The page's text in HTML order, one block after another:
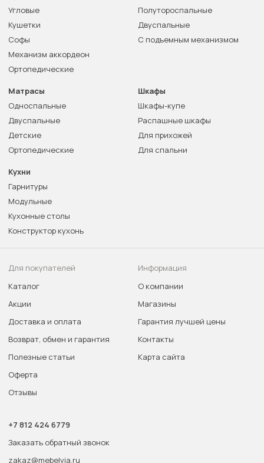
Угловые
Кушетки
Софы
Механизм аккордеон
Ортопедические
Полутороспальные
Двуспальные
С подъемным механизмом
Матрасы
Односпальные
Двуспальные
Детские
Ортопедические
Шкафы
Шкафы-купе
Распашные шкафы
Для прихожей
Для спальни
Кухни
Гарнитуры
Модульные
Кухонные столы
Конструктор кухонь
Для покупателей
Каталог
Акции
Доставка и оплата
Возврат, обмен и гарантия
Полезные статьи
Оферта
Отзывы
Информация
О компании
Магазины
Гарантия лучшей цены
Контакты
Карта сайта
+7 812 424 6779
Заказать обратный звонок
zakaz@mebelvia.ru